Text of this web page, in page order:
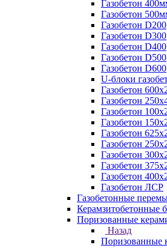
Газобетон
Газобетон
Газобетон D200
Газобетон D300
Газобетон D400
Газобетон D500
Газобетон D600
U-блоки
Газобетон
Газобетон
Газобетон
Газобетон
Газобетон
Газобетон
Газобетон
Газобетон
Газобетон
Газобетон ЛСР
Газобетонные
Керамзитобетонные
Поризованные
Назад
Поризованные